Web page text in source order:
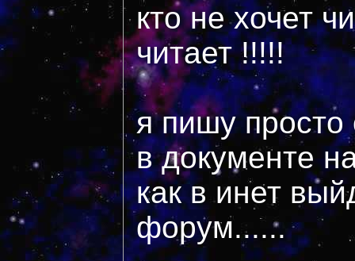
кто не хочет
читает !!!!!
я пишу просто
в документе
как в инет
форум......